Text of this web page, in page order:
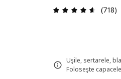
(718)
Uşile, sertarele,
Foloseşte